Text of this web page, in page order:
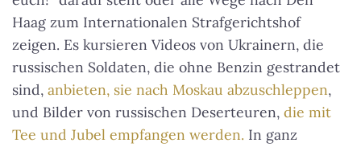
Haag zum Internationalen Strafgerichtshof
zeigen. Es kursieren Videos von Ukrainern, die
russischen Soldaten, die ohne Benzin gestrandet
sind, anbieten, sie nach Moskau abzuschleppen,
und Bilder von russischen Deserteuren, die mit
Tee und Jubel empfangen werden. In ganz